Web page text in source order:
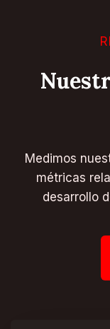
Medimos
métricas
desarrollo